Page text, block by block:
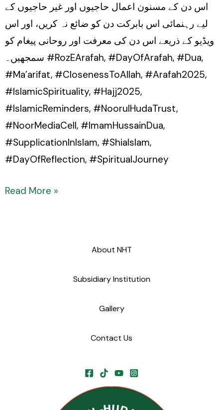
اس دن کے مسنون اعمال حاجیوں اور غیر حاجیوں کے
لیے رہنمائی اس بابرکت دن کو ضائع نہ کریں، اور اس
ویڈیو کے ذریعے اس دن کی معرفت اور روحانی پیغام کو
سمجھیں۔ #RozEArafah, #DayOfArafah, #Dua,
#Ma’arifat, #ClosenessToAllah, #Arafah2025,
#IslamicSpirituality, #Hajj2025,
#IslamicReminders, #NoorulHudaTrust,
#NoorMediaCell, #ImamHussainDua,
#SupplicationInIslam, #ShiaIslam,
#DayOfReflection, #SpiritualJourney
Read More »
About NHT
Subsidiary Institution
Gallery
Contact Us